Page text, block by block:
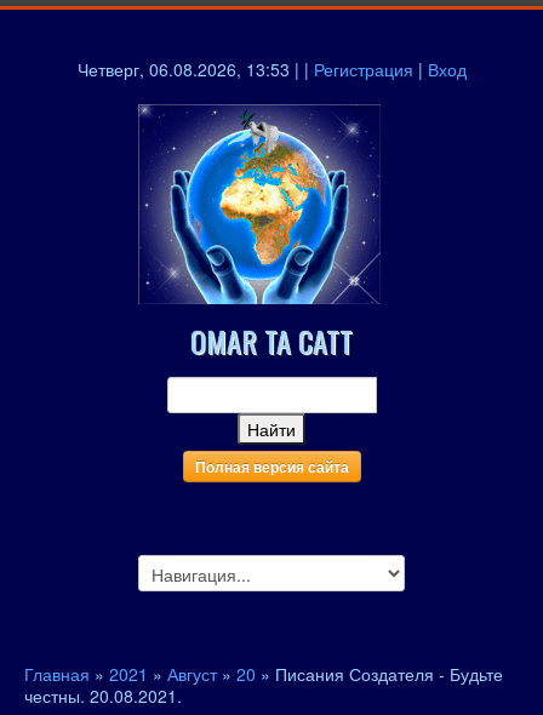
Четверг, 06.08.2026, 13:53 | | Регистрация | Вход
OMAR TA CATT
Полная версия сайта
Главная » 2021 » Август » 20 » Писания Создателя - Будьте
честны. 20.08.2021.